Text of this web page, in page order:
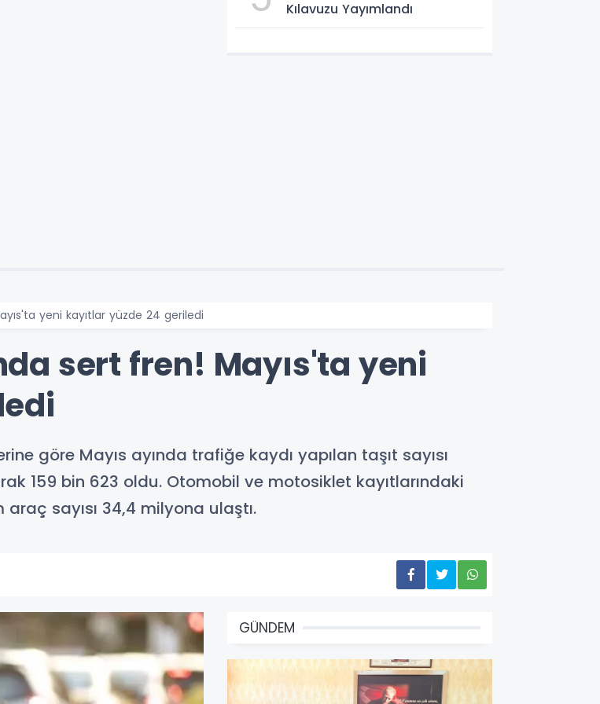
Kılavuzu Yayımlandı
yeni kayıtlar yüzde 24 geriledi
sert fren! Mayıs'ta yeni
göre Mayıs ayında trafiğe kaydı yapılan taşıt sayısı
159 bin 623 oldu. Otomobil ve motosiklet kayıtlarındaki
sayısı 34,4 milyona ulaştı.
GÜNDEM